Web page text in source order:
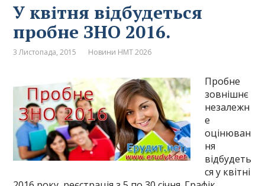
У квітня відбудеться
пробне ЗНО 2016.
3 Листопада, 2015 Новини НМТ 2026
Пробне
зовнішнє
незалежн
е
оцінюван
ня
відбудеть
ся у квітні